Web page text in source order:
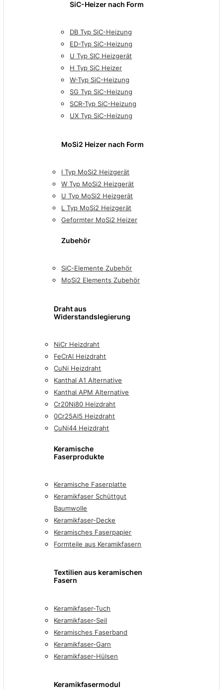
SiC-Heizer nach Form
DB Typ SiC-Heizung
ED-Typ SiC-Heizung
U Typ SIC Heizgerät
H Typ SiC Heizer
W-Typ SiC-Heizung
SG Typ SiC-Heizung
SCR-Typ SiC-Heizung
UX Typ SiC-Heizung
MoSi2 Heizer nach Form
I Typ MoSi2 Heizgerät
W Typ MoSi2 Heizgerät
U Typ MoSi2 Heizgerät
L Typ MoSi2 Heizgerät
Geformter MoSi2 Heizer
Zubehör
SiC-Elemente Zubehör
MoSi2 Elements Zubehör
Draht aus
Widerstandslegierung
NiCr Heizdraht
FeCrAl Heizdraht
CuNi Heizdraht
Kanthal A1 Alternative
Kanthal APM Alternative
Cr20Ni80 Heizdraht
0Cr25Al5 Heizdraht
CuNi44 Heizdraht
Keramische
Faserprodukte
Keramische Faserplatte
Keramikfaser Schüttgut
Baumwolle
Keramikfaser-Decke
Keramisches Faserpapier
Formteile aus Keramikfasern
Textilien aus keramischen
Fasern
Keramikfaser-Tuch
Keramikfaser-Seil
Keramisches Faserband
Keramikfaser-Garn
Keramikfaser-Hülsen
Keramikfasermodul